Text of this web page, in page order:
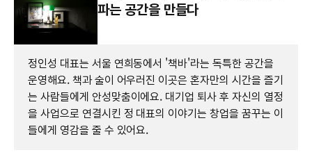
파는 공간을 만들다
정인성 대표는 서울 연희동에서 '책바'라는 독특한 공간을
운영해요. 책과 술이 어우러진 이곳은 혼자만의 시간을 즐기
는 사람들에게 안성맞춤이에요. 대기업 퇴사 후 자신의 열정
을 사업으로 연결시킨 정 대표의 이야기는 창업을 꿈꾸는 이
들에게 영감을 줄 수 있어요.